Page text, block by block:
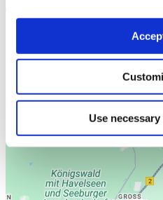
Use